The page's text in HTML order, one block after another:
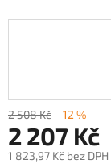
2 508 Kč –12 %
2 207 Kč
1 823,97 Kč bez DPH